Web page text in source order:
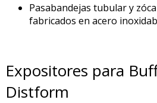
Pasabandejas tubular y
fabricados en acero
Expositores para
Distform